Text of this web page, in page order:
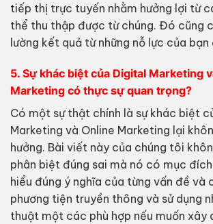
tiếp thị trực tuyến nhằm hưởng lợi từ
thể thu thập được từ chúng. Đó cũng
lường kết quả từ những nỗ lực của bạn
5. Sự khác biệt của Digital Marketing
Marketing có thực sự quan trọng?
Có một sự thật chính là sự khác biệt
Marketing và Online Marketing lại
hưởng. Bài viết này của chúng tôi
phân biệt đúng sai mà nó có mục
hiểu đúng ý nghĩa của từng vấn đề và
phương tiện truyền thông và sử dụng
thuật một các phù hợp nếu muốn xây